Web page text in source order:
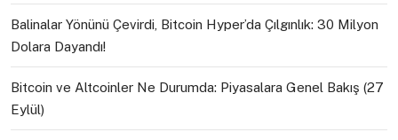
Balinalar Yönünü Çevirdi, Bitcoin Hyper’da Çılgınlık: 30 Milyon
Dolara Dayandı!
Bitcoin ve Altcoinler Ne Durumda: Piyasalara Genel Bakış (27
Eylül)